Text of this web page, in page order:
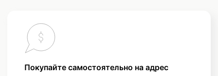
Покупайте самостоятельно на адрес